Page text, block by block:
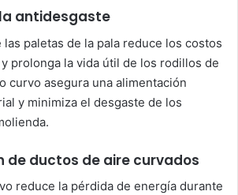
antidesgaste
las paletas de la pala reduce los costos
prolonga la vida útil de los rodillos de
curvo asegura una alimentación
y minimiza el desgaste de los
de ductos de aire curvados
reduce la pérdida de energía durante